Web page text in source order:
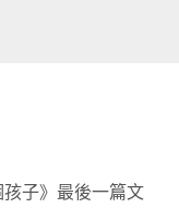
子》最後一篇文